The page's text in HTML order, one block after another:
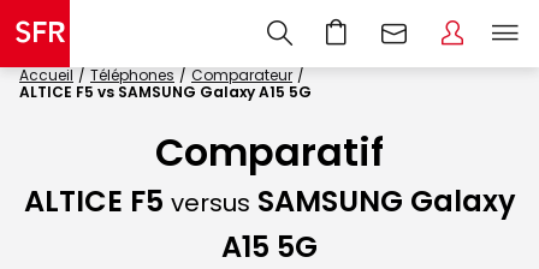
Accueil Téléphones
Comparateur
ALTICE F5 vs SAMSUNG Galaxy A15 5G
Comparatif
ALTICE F5 versus SAMSUNG Galaxy
A15 5G